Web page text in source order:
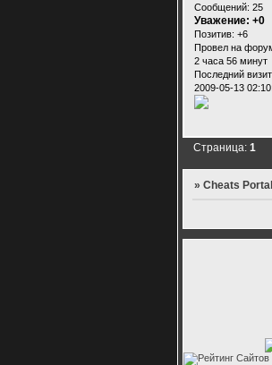
Сообщений: 25
Уважение: +0
Позитив: +6
Провел на
2 часа 56 минут
Последний
2009-05-13
Страница:1
»Cheats